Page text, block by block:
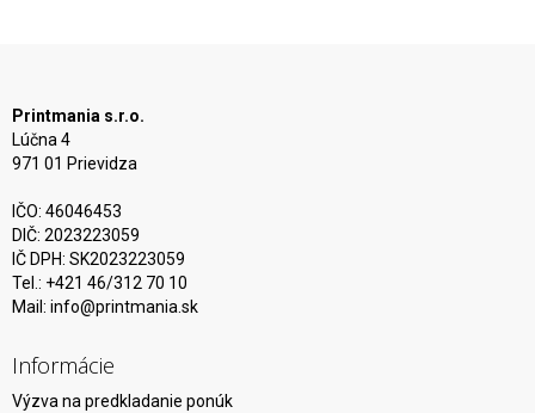
Printmania s.r.o.
Lúčna 4
971 01 Prievidza
IČO: 46046453
DIČ: 2023223059
IČ DPH: SK2023223059
Tel.: +421 46/312 70 10
Mail: info@printmania.sk
Informácie
Výzva na predkladanie ponúk